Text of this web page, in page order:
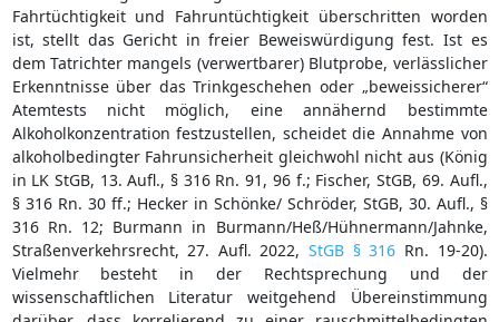
Fahrtüchtigkeit und Fahruntüchtigkeit überschritten worden
ist, stellt das Gericht in freier Beweiswürdigung fest. Ist es
dem Tatrichter mangels (verwertbarer) Blutprobe, verlässlicher
Erkenntnisse über das Trinkgeschehen oder „beweissicherer“
Atemtests nicht möglich, eine annähernd bestimmte
Alkoholkonzentration festzustellen, scheidet die Annahme von
alkoholbedingter Fahrunsicherheit gleichwohl nicht aus (König
in LK StGB, 13. Aufl., § 316 Rn. 91, 96 f.; Fischer, StGB, 69. Aufl.,
§ 316 Rn. 30 ff.; Hecker in Schönke/ Schröder, StGB, 30. Aufl., §
316 Rn. 12; Burmann in Burmann/Heß/Hühnermann/Jahnke,
Straßenverkehrsrecht, 27. Aufl. 2022, StGB § 316 Rn. 19-20).
Vielmehr besteht in der Rechtsprechung und der
wissenschaftlichen Literatur weitgehend Übereinstimmung